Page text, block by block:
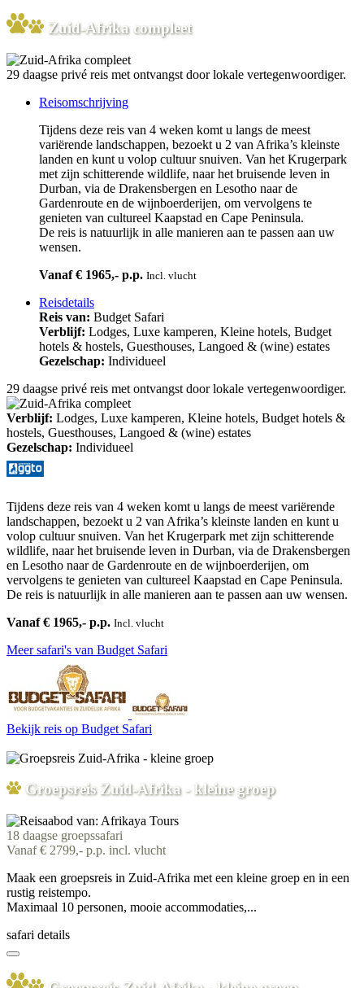
Zuid-Afrika compleet
29 daagse privé reis met ontvangst door lokale vertegenwoordiger.
Reisomschrijving
Tijdens deze reis van 4 weken komt u langs de meest
variërende landschappen, bezoekt u 2 van Afrika’s kleinste
landen en kunt u volop cultuur snuiven. Van het Krugerpark
met zijn schitterende wildlife, naar het bruisende leven in
Durban, via de Drakensbergen en Lesotho naar de
Gardenroute en de wijnboerderijen, om vervolgens te
genieten van cultureel Kaapstad en Cape Peninsula.
De reis is natuurlijk in alle manieren aan te passen aan uw
wensen.
Vanaf € 1965,- p.p. Incl. vlucht
Reisdetails
Reis van: Budget Safari
Verblijf: Lodges, Luxe kamperen, Kleine hotels, Budget
hotels & hostels, Guesthouses, Langoed & (wine) estates
Gezelschap: Individueel
29 daagse privé reis met ontvangst door lokale vertegenwoordiger.
Verblijf: Lodges, Luxe kamperen, Kleine hotels, Budget hotels &
hostels, Guesthouses, Langoed & (wine) estates
Gezelschap: Individueel
Tijdens deze reis van 4 weken komt u langs de meest variërende
landschappen, bezoekt u 2 van Afrika’s kleinste landen en kunt u
volop cultuur snuiven. Van het Krugerpark met zijn schitterende
wildlife, naar het bruisende leven in Durban, via de Drakensbergen
en Lesotho naar de Gardenroute en de wijnboerderijen, om
vervolgens te genieten van cultureel Kaapstad en Cape Peninsula.
De reis is natuurlijk in alle manieren aan te passen aan uw wensen.
Vanaf € 1965,- p.p. Incl. vlucht
Meer safari's van Budget Safari
Bekijk reis op Budget Safari
Groepsreis Zuid-Afrika - kleine groep
18 daagse groepssafari
Vanaf € 2799,- p.p. incl. vlucht
Maak een groepsreis in Zuid-Afrika met een kleine groep en in een
rustig reistempo.
Maximaal 10 personen, mooie accommodaties,...
safari details